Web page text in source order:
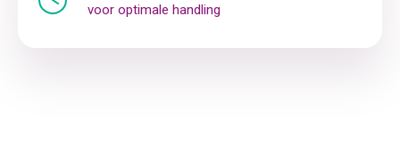
voor optimale handling